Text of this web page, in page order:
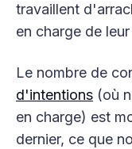
travaillent
en charge de
Le nombre de
d'intentions (où
en charge) est
dernier, ce que